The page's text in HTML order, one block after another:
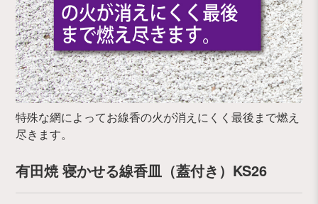
特殊な網によってお線香の火が消えにくく最後まで燃え
尽きます。
有田焼 寝かせる線香皿（蓋付き）KS26